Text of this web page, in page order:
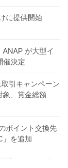
に提供開始
ANAP が大型イ
催決定
引キャンペーン
象、賞金総額
ポイント交換先
」を追加
建てステーブル